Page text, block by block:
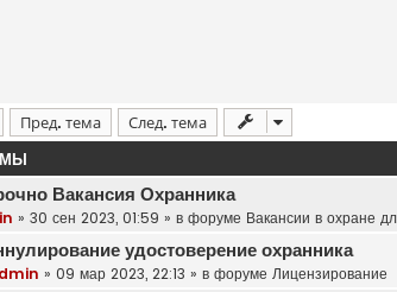
Пред. тема След. тема
Вакансия Охранника
» 30 сен 2023, 01:59 » в форуме Вакансии в охране
удостоверение охранника
» 09 мар 2023, 22:13 » в форуме Лицензирование